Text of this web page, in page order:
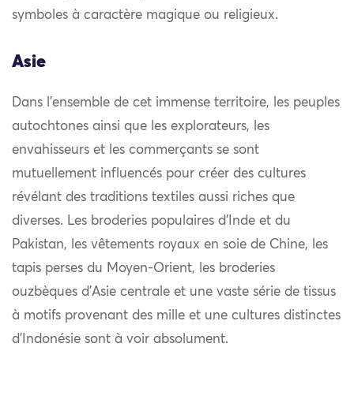
symboles à caractère magique ou religieux.
Asie
Dans l’ensemble de cet immense territoire, les peuples
autochtones ainsi que les explorateurs, les
envahisseurs et les commerçants se sont
mutuellement influencés pour créer des cultures
révélant des traditions textiles aussi riches que
diverses. Les broderies populaires d’Inde et du
Pakistan, les vêtements royaux en soie de Chine, les
tapis perses du Moyen-Orient, les broderies
ouzbèques d’Asie centrale et une vaste série de tissus
à motifs provenant des mille et une cultures distinctes
d’Indonésie sont à voir absolument.